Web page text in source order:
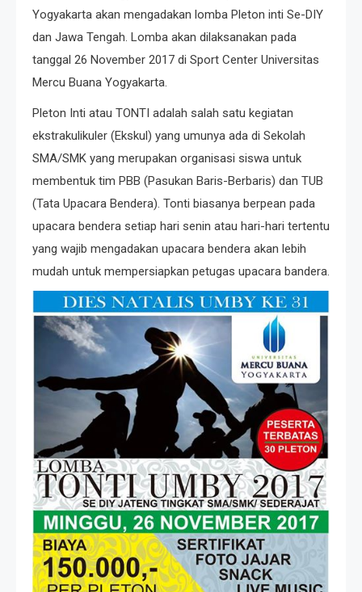
Yogyakarta akan mengadakan lomba Pleton inti Se-DIY
dan Jawa Tengah. Lomba akan dilaksanakan pada
tanggal 26 November 2017 di Sport Center Universitas
Mercu Buana Yogyakarta.
Pleton Inti atau TONTI adalah salah satu kegiatan
ekstrakulikuler (Ekskul) yang umunya ada di Sekolah
SMA/SMK yang merupakan organisasi siswa untuk
membentuk tim PBB (Pasukan Baris-Berbaris) dan TUB
(Tata Upacara Bendera). Tonti biasanya berpean pada
upacara bendera setiap hari senin atau hari-hari tertentu
yang wajib mengadakan upacara bendera akan lebih
mudah untuk mempersiapkan petugas upacara bandera.